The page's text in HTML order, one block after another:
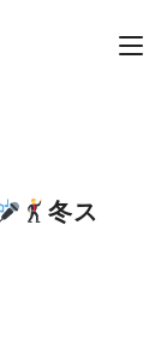
冬ス